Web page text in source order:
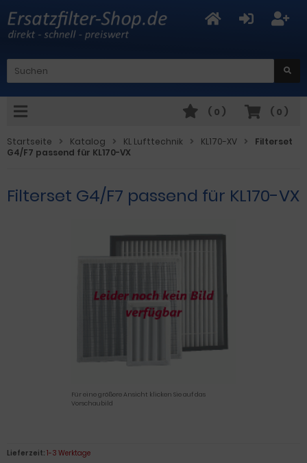
( 0 )
( 0 )
Startseite Katalog KL Lufttechnik KL170-XV
Filterset
G4/F7 passend für KL170-VX
Filterset G4/F7 passend für KL170-VX
Für eine größere Ansicht klicken Sie auf das
Vorschaubild
Lieferzeit: 1-3 Werktage